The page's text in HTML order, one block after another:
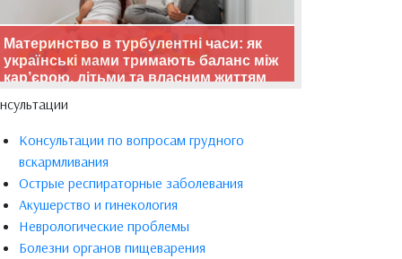
Материнство в турбулентні часи: як
українські мами тримають баланс між
кар’єрою, дітьми та власним життям
Консультации по вопросам грудного
вскармливания
Острые респираторные заболевания
Акушерство и гинекология
Неврологические проблемы
Болезни органов пищеварения